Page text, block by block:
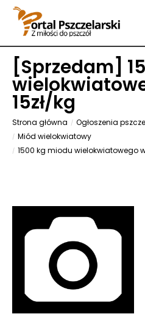
[Sprzedam]
15zł/kg
Strona główna Ogłoszenia
Miód wielokwiatowy
1500 kg miodu wielokwiatowego